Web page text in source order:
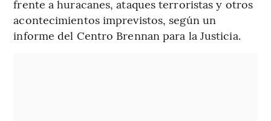
frente a huracanes, ataques terroristas y otros
acontecimientos imprevistos, según un
informe del Centro Brennan para la Justicia.